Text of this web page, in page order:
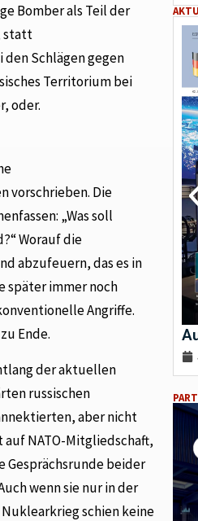
Bomber als Teil der
statt
Schlägen gegen
Territorium bei
oder.
vorschrieben. Die
„Was soll
Worauf die
abzufeuern, das es in
später immer noch
Angriffe.
Ende.
der aktuellen
russischen
aber nicht
NATO-Mitgliedschaft,
Gesprächsrunde beider
wenn sie nur in der
schien keine